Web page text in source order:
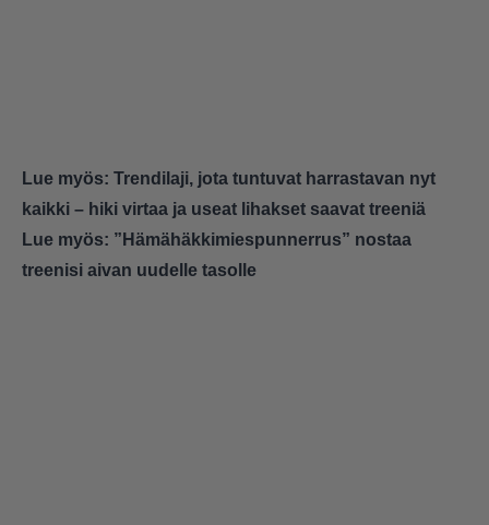
Lue myös: Trendilaji, jota tuntuvat harrastavan nyt
kaikki – hiki virtaa ja useat lihakset saavat treeniä
Lue myös: ”Hämähäkkimiespunnerrus” nostaa
treenisi aivan uudelle tasolle